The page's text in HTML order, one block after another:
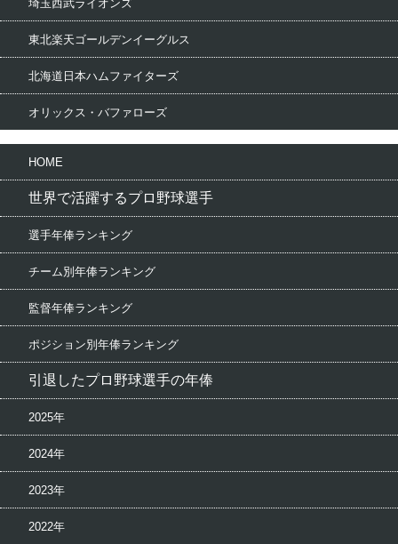
埼玉西武ライオンズ
東北楽天ゴールデンイーグルス
北海道日本ハムファイターズ
オリックス・バファローズ
HOME
世界で活躍するプロ野球選手
選手年俸ランキング
チーム別年俸ランキング
監督年俸ランキング
ポジション別年俸ランキング
引退したプロ野球選手の年俸
2025年
2024年
2023年
2022年